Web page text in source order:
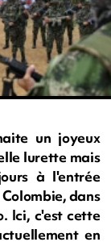
un joyeux
lurette mais
à l'entrée
dans
Ici, c'est cette
en